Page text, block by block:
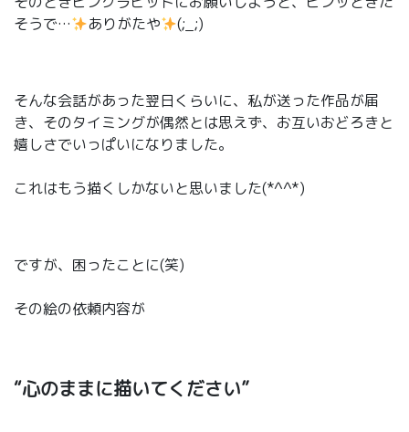
そうで…
ありがたや (;_;)
そんな会話があった翌日くらいに、私が送った作品が届
き、そのタイミングが偶然とは思えず、お互いおどろきと
嬉しさでいっぱいになりました。
これはもう描くしかないと思いました(*^^*)
ですが、困ったことに(笑)
その絵の依頼内容が
“心のままに描いてください”